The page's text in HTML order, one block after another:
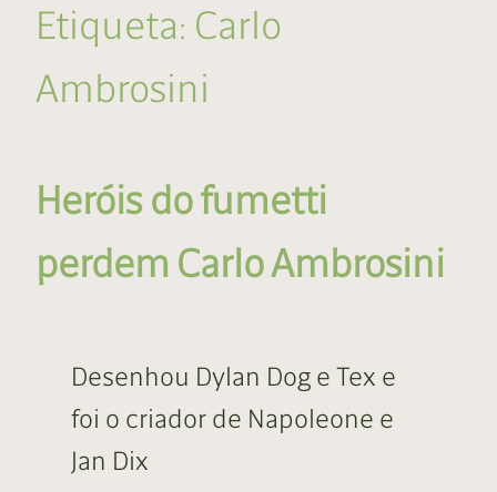
Etiqueta: Carlo
Ambrosini
Heróis do fumetti
perdem Carlo Ambrosini
Desenhou Dylan Dog e Tex e
foi o criador de Napoleone e
Jan Dix